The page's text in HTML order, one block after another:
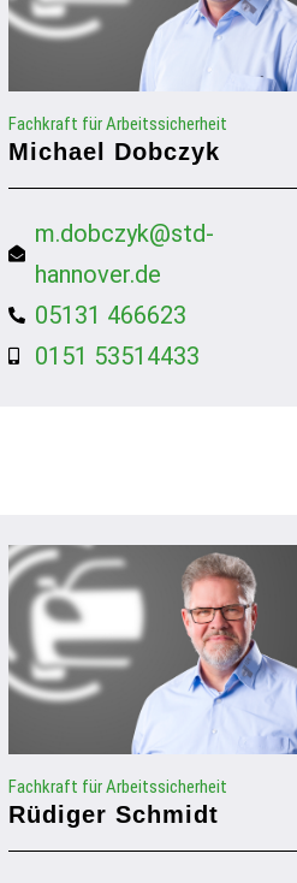
Fachkraft für Arbeitssicherheit
Michael Dobczyk
m.dobczyk@std-
hannover.de
05131 466623
0151 53514433
Fachkraft für Arbeitssicherheit
Rüdiger Schmidt